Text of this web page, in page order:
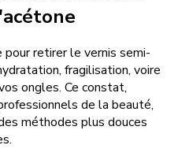
retirer le vernis semi-
fragilisation, voire
ongles. Ce constat,
de la beauté,
méthodes plus douces